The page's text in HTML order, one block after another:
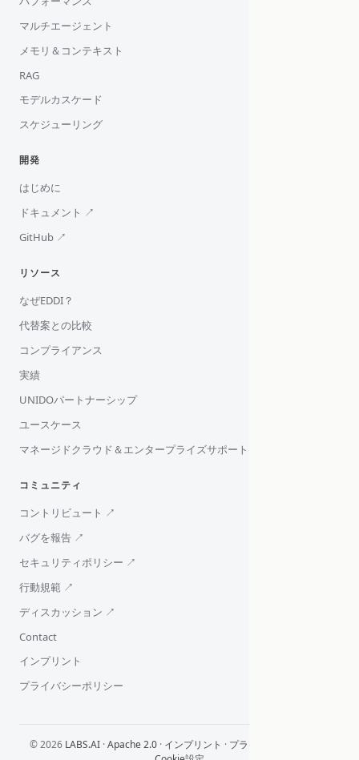
マルチエージェント
メモリ＆コンテキスト
RAG
モデルカスケード
スケジューリング
開発
はじめに
ドキュメント ↗
GitHub ↗
リソース
なぜEDDI？
代替案との比較
コンプライアンス
実績
UNIDOパートナーシップ
ユースケース
マネージドクラウド＆エンタープライズサポート
コミュニティ
コントリビュート ↗
バグを報告 ↗
セキュリティポリシー ↗
行動規範 ↗
ディスカッション ↗
Contact
インプリント
プライバシーポリシー
© 2026 LABS.AI·Apache 2.0· インプリント · プライバシーポリシー